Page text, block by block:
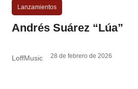
Lanzamientos
Andrés Suárez “Lúa”
LoffMusic 28 de febrero de 2026